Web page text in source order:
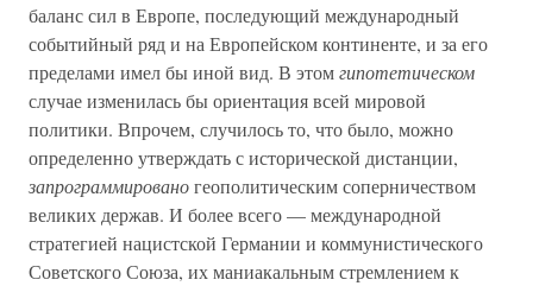
баланс сил в Европе, последующий международный
событийный ряд и на Европейском континенте, и за его
пределами имел бы иной вид. В этомгипотетическом
случае изменилась бы ориентация всей мировой
политики. Впрочем, случилось то, что было, можно
определенно утверждать с исторической дистанции,
запрограммированогеополитическим соперничеством
великих держав. И более всего — международной
стратегией нацистской Германии и коммунистического
Советского Союза, их маниакальным стремлением к